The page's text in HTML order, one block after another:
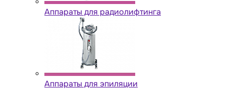
Аппараты для радиолифтинга
Аппараты для эпиляции